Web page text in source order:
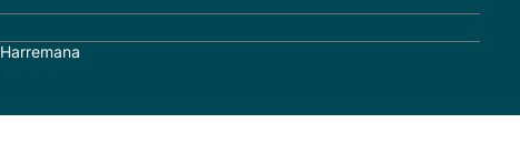
Harremana